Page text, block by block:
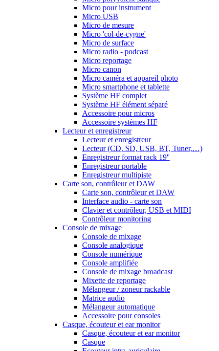
Micro pour instrument
Micro USB
Micro de mesure
Micro 'col-de-cygne'
Micro de surface
Micro radio - podcast
Micro reportage
Micro canon
Micro caméra et appareil photo
Micro smartphone et tablette
Système HF complet
Système HF élément séparé
Accessoire pour micros
Accessoire systèmes HF
Lecteur et enregistreur
Lecteur et enregistreur
Lecteur (CD, SD, USB, BT, Tuner,…)
Enregistreur format rack 19''
Enregistreur portable
Enregistreur multipiste
Carte son, contrôleur et DAW
Carte son, contrôleur et DAW
Interface audio - carte son
Clavier et contrôleur, USB et MIDI
Contrôleur monitoring
Console de mixage
Console de mixage
Console analogique
Console numérique
Console amplifiée
Console de mixage broadcast
Mixette de reportage
Mélangeur / zoneur rackable
Matrice audio
Mélangeur automatique
Accessoire pour consoles
Casque, écouteur et ear monitor
Casque, écouteur et ear monitor
Casque